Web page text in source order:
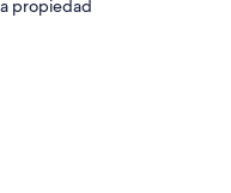
propiedad